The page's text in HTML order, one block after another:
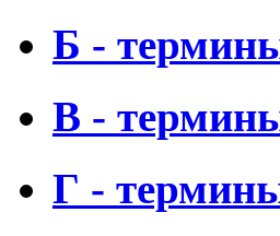
Б -
В -
Г -